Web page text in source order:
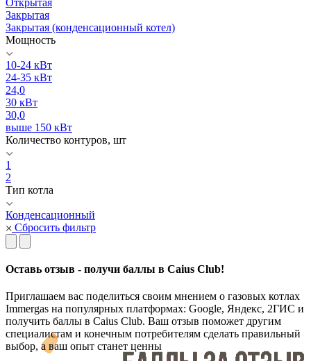
Открытая
Закрытая
Закрытая (конденсационный котел)
Мощность
10-24 кВт
24-35 кВт
24,0
30 кВт
30,0
выше 150 кВт
Количество контуров, шт
1
2
Тип котла
Конденсационный
Сбросить фильтр
Оставь отзыв - получи баллы в Caius Club!
Приглашаем вас поделиться своим мнением о газовых котлах
Immergas на популярных платформах: Google, Яндекс, 2ГИС и
получить баллы в Caius Club. Ваш отзыв поможет другим
специалистам и конечным потребителям сделать правильный
выбор, а ваш опыт станет ценны